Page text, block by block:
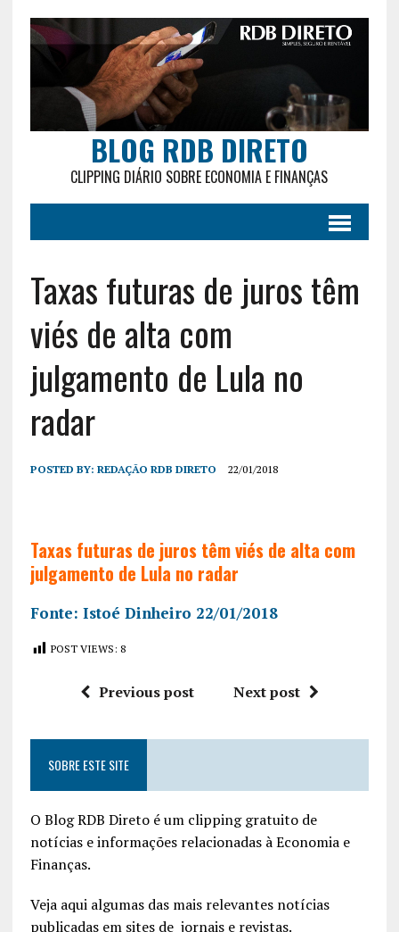
BLOG RDB DIRETO
CLIPPING DIÁRIO SOBRE ECONOMIA E FINANÇAS
Taxas futuras de juros têm
viés de alta com
julgamento de Lula no
radar
POSTED BY: REDAÇÃO RDB DIRETO 22/01/2018
Taxas futuras de juros têm viés de alta com
julgamento de Lula no radar
Fonte: Istoé Dinheiro 22/01/2018
POST VIEWS: 8
Previous post Next post
SOBRE ESTE SITE
O Blog RDB Direto é um clipping gratuito de
notícias e informações relacionadas à Economia e
Finanças.
Veja aqui algumas das mais relevantes notícias
publicadas em sites de jornais e revistas.